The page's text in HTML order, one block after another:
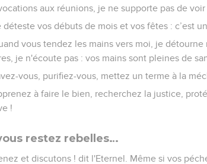
aux réunions, je ne supporte pas de
déteste vos débuts de mois et vos fêtes : c’est
vous tendez les mains vers moi, je
je n'écoute pas : vos mains sont pleines de
vous, purifiez-vous, mettez un terme à la
à faire le bien, recherchez la justice,
!
restez rebelles…
et discutons ! dit l'Eternel. Même si vos